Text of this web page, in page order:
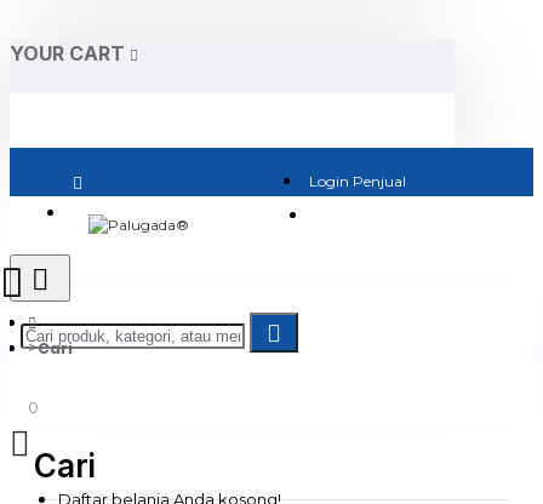
YOUR CART
Login Penjual
0
Daftar belanja Anda kosong!
Cari
Cari